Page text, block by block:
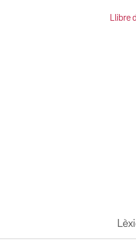
Llibre